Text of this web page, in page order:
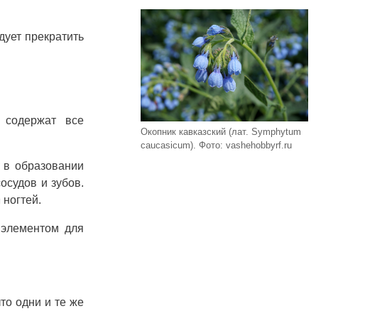
прекратить
содержат все
образовании
и зубов.
для
одни и те же
Окопник кавказский (лат. Symphytum
caucasicum). Фото: vashehobbyrf.ru